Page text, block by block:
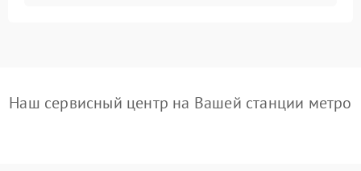
Наш сервисный центр на Вашей станции метро